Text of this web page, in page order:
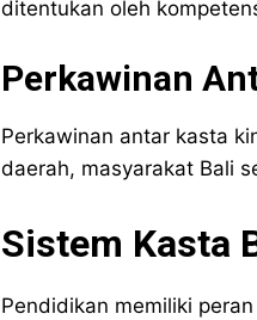
ditentukan oleh
Perkawinan
Perkawinan antar kasta
daerah, masyarakat Bali
Sistem Kasta
Pendidikan memiliki